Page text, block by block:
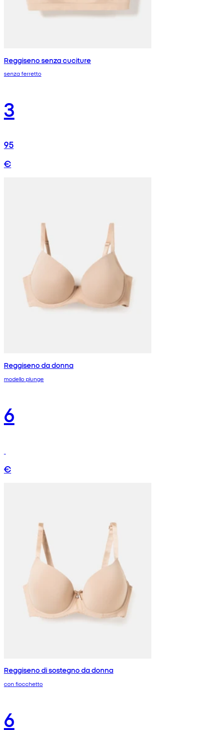
Reggiseno senza cuciture
senza ferretto
3
95
€
Reggiseno da donna
modello plunge
6
€
Reggiseno di sostegno da donna
con fiocchetto
6